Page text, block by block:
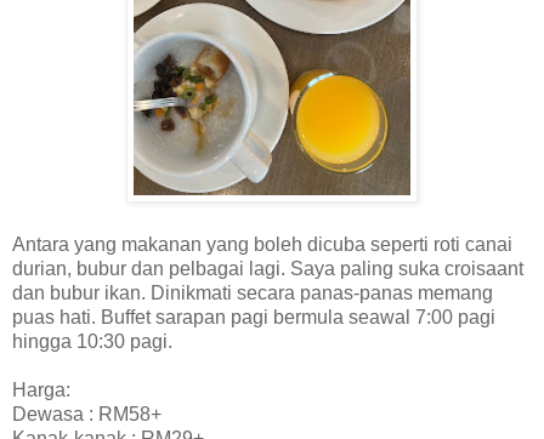
Antara yang makanan yang boleh dicuba seperti roti canai
durian, bubur dan pelbagai lagi. Saya paling suka croisaant
dan bubur ikan. Dinikmati secara panas-panas memang
puas hati. Buffet sarapan pagi bermula seawal 7:00 pagi
hingga 10:30 pagi.
Harga:
Dewasa : RM58+